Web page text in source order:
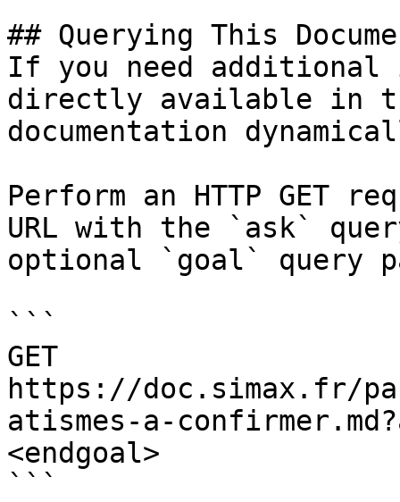
## Querying This
If you need
directly available in
documentation
Perform an HTTP GET
URL with the `ask`
optional `goal` query
```
GET
https://doc.simax.fr/
atismes-a-
<endgoal>
```